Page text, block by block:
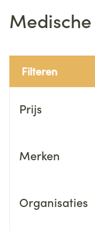
Filteren
Prijs
Merken
Organisaties